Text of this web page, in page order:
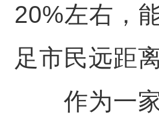
20%左右，
足市民远距
作为一家